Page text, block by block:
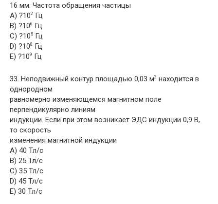
16 мм. Частота обращения частицы
A) ?102 Гц
B) ?106 Гц
C) ?10 5 Гц
D) ?108 Гц
E) ?109 Гц
33. Неподвижный контур площадью 0,03 м2 находится в
однородном
равномерно изменяющемся магнитном поле
перпендикулярно линиям
индукции. Если при этом возникает ЭДС индукции 0,9 В,
то скорость
изменения магнитной индукции
A) 40 Тл/с
B) 25 Тл/с
C) 35 Тл/с
D) 45 Тл/с
E) 30 Тл/с